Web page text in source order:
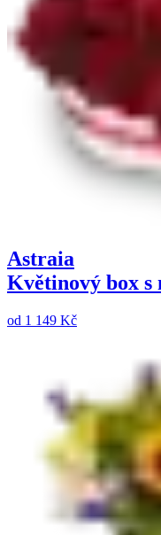
Astraia
Květinový box s
od 1 149 Kč